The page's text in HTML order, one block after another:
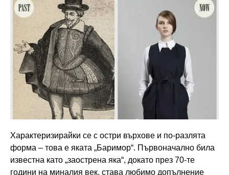
Характеризирайки се с остри върхове и по-разлята
форма – това е яката „Баримор“. Първоначално била
известна като „заострена яка“, докато през 70-те
години на миналия век, става любимо допълнение